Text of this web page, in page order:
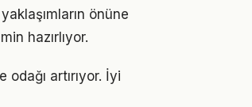
önüne
hazırlıyor.
artırıyor. İyi